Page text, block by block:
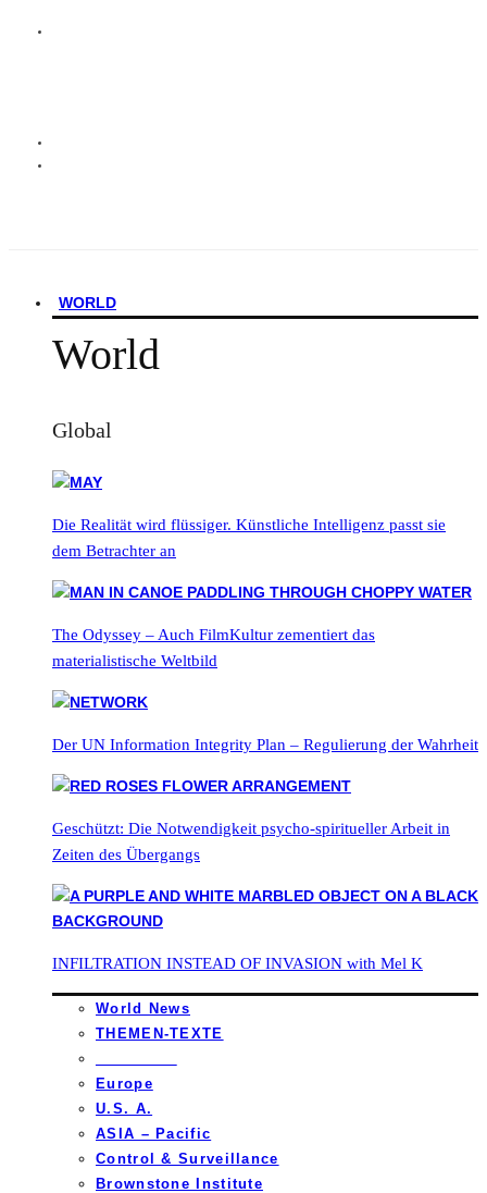
WORLD
World
Global
Die Realität wird flüssiger. Künstliche Intelligenz passt sie
dem Betrachter an
The Odyssey – Auch FilmKultur zementiert das
materialistische Weltbild
Der UN Information Integrity Plan – Regulierung der Wahrheit
Geschützt: Die Notwendigkeit psycho-spiritueller Arbeit in
Zeiten des Übergangs
INFILTRATION INSTEAD OF INVASION with Mel K
World News
THEMEN-TEXTE
Europe
U.S. A.
ASIA – Pacific
Control & Surveillance
Brownstone Institute